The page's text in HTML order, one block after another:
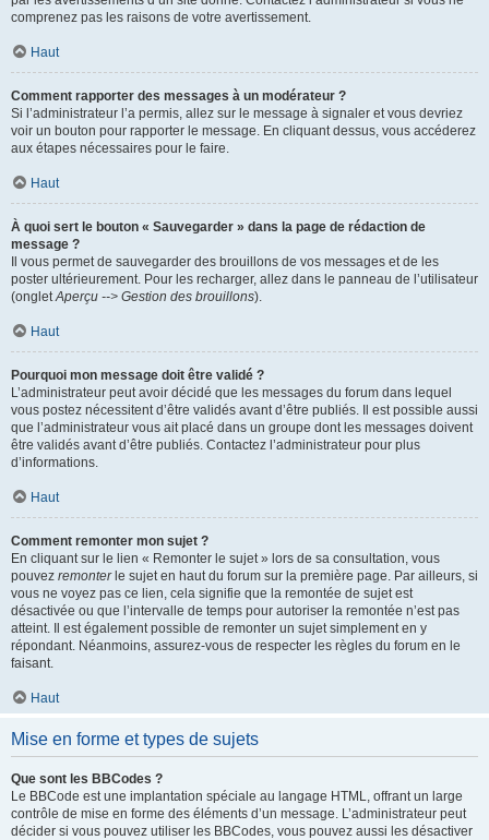
comprenez pas les raisons de votre avertissement.
Haut
Comment rapporter des messages à un modérateur ?
Si l’administrateur l’a permis, allez sur le message à signaler et vous devriez
voir un bouton pour rapporter le message. En cliquant dessus, vous accéderez
aux étapes nécessaires pour le faire.
Haut
À quoi sert le bouton « Sauvegarder » dans la page de rédaction de
message ?
Il vous permet de sauvegarder des brouillons de vos messages et de les
poster ultérieurement. Pour les recharger, allez dans le panneau de l’utilisateur
(ongletAperçu --> Gestion des brouillons).
Haut
Pourquoi mon message doit être validé ?
L’administrateur peut avoir décidé que les messages du forum dans lequel
vous postez nécessitent d’être validés avant d’être publiés. Il est possible aussi
que l’administrateur vous ait placé dans un groupe dont les messages doivent
être validés avant d’être publiés. Contactez l’administrateur pour plus
d’informations.
Haut
Comment remonter mon sujet ?
En cliquant sur le lien « Remonter le sujet » lors de sa consultation, vous
pouvez remonterle sujet en haut du forum sur la première page. Par ailleurs, si
vous ne voyez pas ce lien, cela signifie que la remontée de sujet est
désactivée ou que l’intervalle de temps pour autoriser la remontée n’est pas
atteint. Il est également possible de remonter un sujet simplement en y
répondant. Néanmoins, assurez-vous de respecter les règles du forum en le
faisant.
Haut
Mise en forme et types de sujets
Que sont les BBCodes ?
Le BBCode est une implantation spéciale au langage HTML, offrant un large
contrôle de mise en forme des éléments d’un message. L’administrateur peut
décider si vous pouvez utiliser les BBCodes, vous pouvez aussi les désactiver